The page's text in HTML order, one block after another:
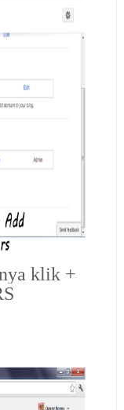
klik +